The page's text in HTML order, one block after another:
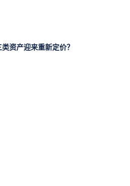
资产迎来重新定价？